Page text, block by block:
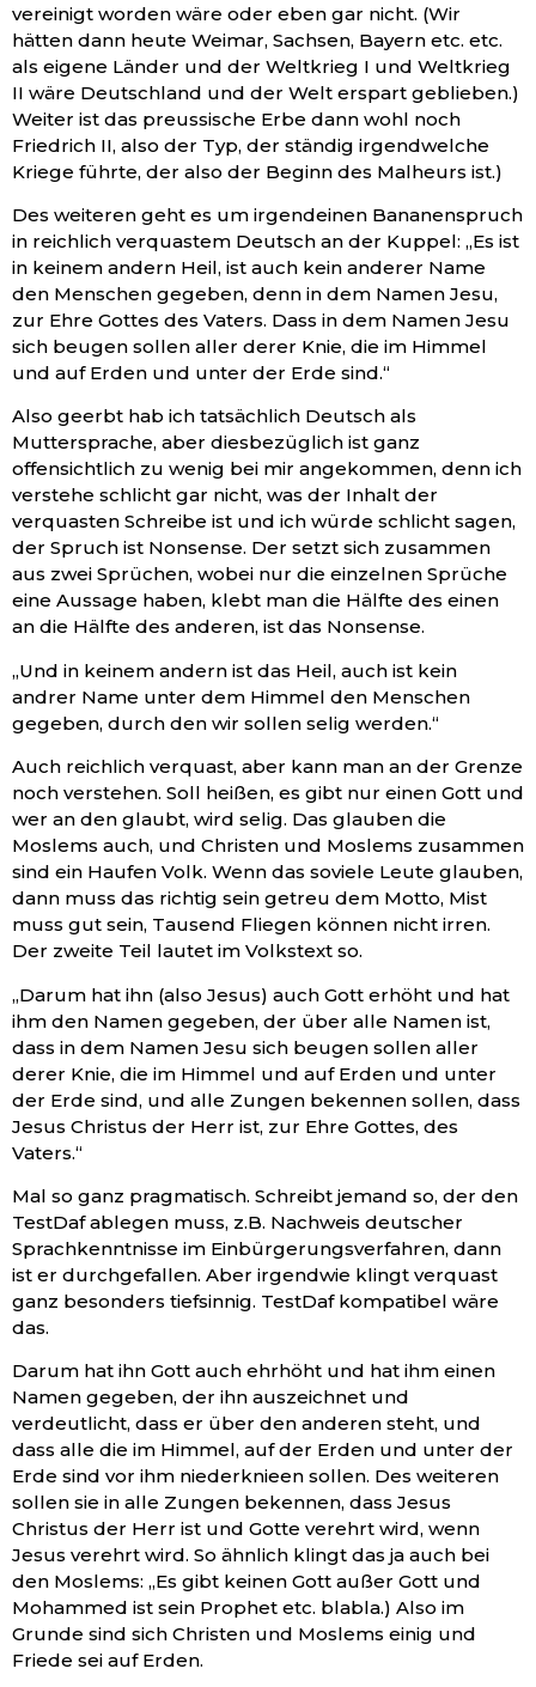
vereinigt worden wäre oder eben gar nicht. (Wir
hätten dann heute Weimar, Sachsen, Bayern etc. etc.
als eigene Länder und der Weltkrieg I und Weltkrieg
II wäre Deutschland und der Welt erspart geblieben.)
Weiter ist das preussische Erbe dann wohl noch
Friedrich II, also der Typ, der ständig irgendwelche
Kriege führte, der also der Beginn des Malheurs ist.)
Des weiteren geht es um irgendeinen Bananenspruch
in reichlich verquastem Deutsch an der Kuppel: „Es ist
in keinem andern Heil, ist auch kein anderer Name
den Menschen gegeben, denn in dem Namen Jesu,
zur Ehre Gottes des Vaters. Dass in dem Namen Jesu
sich beugen sollen aller derer Knie, die im Himmel
und auf Erden und unter der Erde sind.“
Also geerbt hab ich tatsächlich Deutsch als
Muttersprache, aber diesbezüglich ist ganz
offensichtlich zu wenig bei mir angekommen, denn ich
verstehe schlicht gar nicht, was der Inhalt der
verquasten Schreibe ist und ich würde schlicht sagen,
der Spruch ist Nonsense. Der setzt sich zusammen
aus zwei Sprüchen, wobei nur die einzelnen Sprüche
eine Aussage haben, klebt man die Hälfte des einen
an die Hälfte des anderen, ist das Nonsense.
„Und in keinem andern ist das Heil, auch ist kein
andrer Name unter dem Himmel den Menschen
gegeben, durch den wir sollen selig werden.“
Auch reichlich verquast, aber kann man an der Grenze
noch verstehen. Soll heißen, es gibt nur einen Gott und
wer an den glaubt, wird selig. Das glauben die
Moslems auch, und Christen und Moslems zusammen
sind ein Haufen Volk. Wenn das soviele Leute glauben,
dann muss das richtig sein getreu dem Motto, Mist
muss gut sein, Tausend Fliegen können nicht irren.
Der zweite Teil lautet im Volkstext so.
„Darum hat ihn (also Jesus) auch Gott erhöht und hat
ihm den Namen gegeben, der über alle Namen ist,
dass in dem Namen Jesu sich beugen sollen aller
derer Knie, die im Himmel und auf Erden und unter
der Erde sind, und alle Zungen bekennen sollen, dass
Jesus Christus der Herr ist, zur Ehre Gottes, des
Vaters.“
Mal so ganz pragmatisch. Schreibt jemand so, der den
TestDaf ablegen muss, z.B. Nachweis deutscher
Sprachkenntnisse im Einbürgerungsverfahren, dann
ist er durchgefallen. Aber irgendwie klingt verquast
ganz besonders tiefsinnig. TestDaf kompatibel wäre
das.
Darum hat ihn Gott auch ehrhöht und hat ihm einen
Namen gegeben, der ihn auszeichnet und
verdeutlicht, dass er über den anderen steht, und
dass alle die im Himmel, auf der Erden und unter der
Erde sind vor ihm niederknieen sollen. Des weiteren
sollen sie in alle Zungen bekennen, dass Jesus
Christus der Herr ist und Gotte verehrt wird, wenn
Jesus verehrt wird. So ähnlich klingt das ja auch bei
den Moslems: „Es gibt keinen Gott außer Gott und
Mohammed ist sein Prophet etc. blabla.) Also im
Grunde sind sich Christen und Moslems einig und
Friede sei auf Erden.